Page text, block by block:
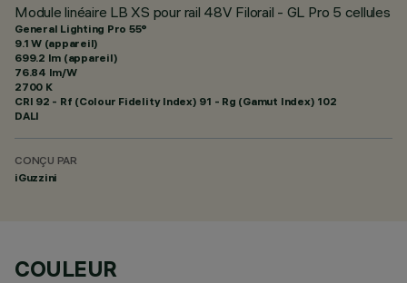
Module linéaire LB XS pour rail 48V Filorail - GL Pro 5 cellules
General Lighting Pro 55°
9.1 W (appareil)
699.2 lm (appareil)
76.84 lm/W
2700 K
CRI 92 - Rf (Colour Fidelity Index) 91 - Rg (Gamut Index) 102
DALI
CONÇU PAR
iGuzzini
COULEUR